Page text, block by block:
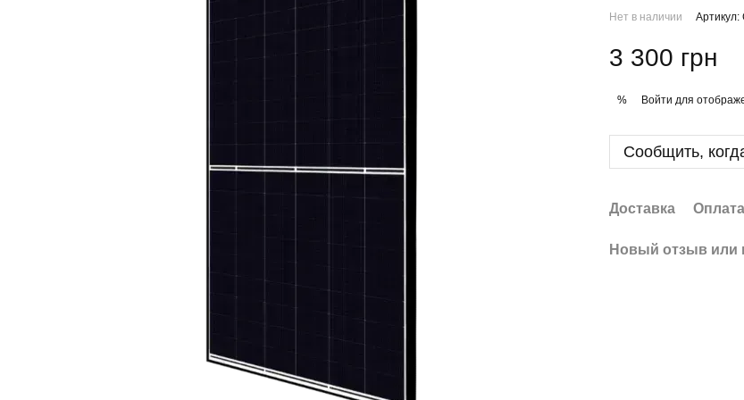
Нет в наличии Артикул:
3 300 грн
% Войти для
Сообщить,
Доставка Оплата
Новый отзыв или